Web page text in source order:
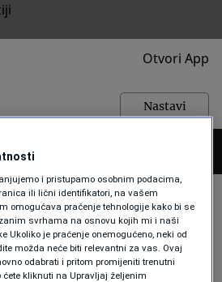
Otvori App
Nastavi
i pristupamo osobnim podacima,
ili lični identifikatori, na vašem
omogućava praćenje tehnologije kako bi se
svrhama na osnovu kojih mi i naši
Ukoliko je praćenje onemogućeno, neki od
možda neće biti relevantni za vas. Ovaj
odabrati i pritom promijeniti trenutni
kliknuti na Upravljaj željenim